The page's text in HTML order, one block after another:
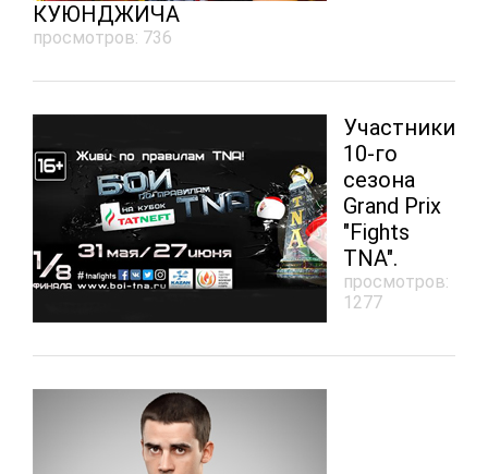
КУЮНДЖИЧА
просмотров: 736
Участники
10-го
сезона
Grand Prix
"Fights
TNA".
просмотров:
1277